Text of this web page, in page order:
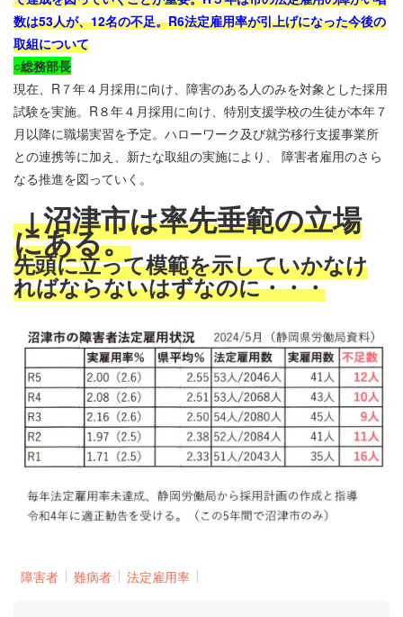
数は53人が、12名の不足。R6法定雇用率が引上げになった今後の
取組について
○総務部長
現在、 R ７年４月採用に向け、障害のある人のみを対象とした採用
試験を実施。 R８年４月採用に向け、特別支援学校の生徒が本年７
月以降に職場実習を予定。ハローワーク及び就労移行支援事業所
との連携等に加え、新たな取組の実施により、 障害者雇用のさら
なる推進を図っていく。
↓沼津市は率先垂範の立場
にある。
先頭に立って模範を示していかなけ
ればならないはずなのに・・・
障害者 難病者 法定雇用率